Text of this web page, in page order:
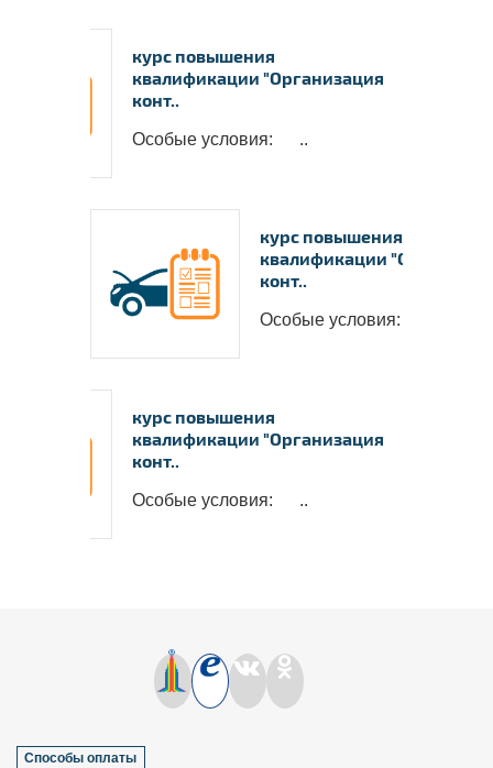
курс повышения
квалификации "Организация
конт..
Особые условия: ..
курс повышения
квалификации
конт..
Особые условия: ..
курс повышения
квалификации "Организация
конт..
Особые условия: ..
Способы оплаты